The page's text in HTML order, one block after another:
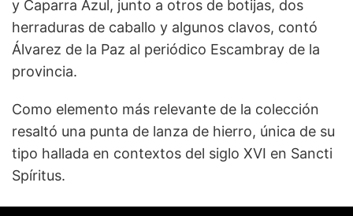
y Caparra Azul, junto a otros de botijas, dos
herraduras de caballo y algunos clavos, contó
Álvarez de la Paz al periódico Escambray de la
provincia.
Como elemento más relevante de la colección
resaltó una punta de lanza de hierro, única de su
tipo hallada en contextos del siglo XVI en Sancti
Spíritus.